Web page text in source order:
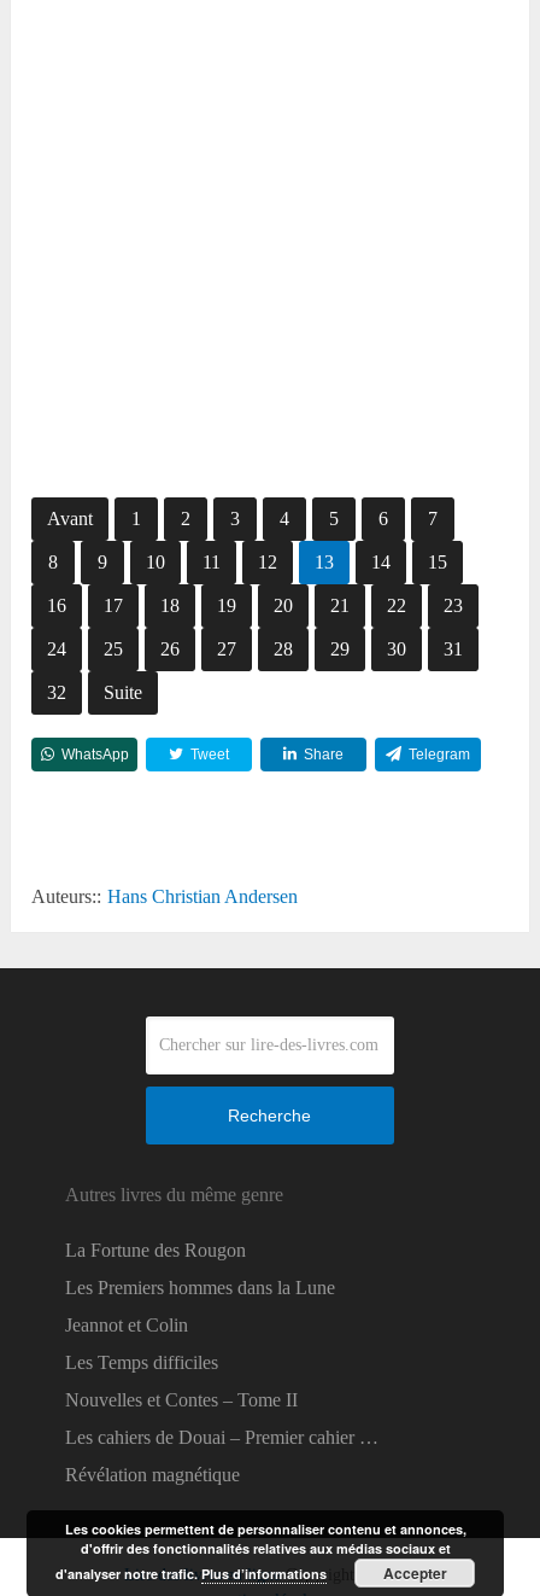
Avant 1 2 3 4 5 6 7
8 9 10 11 12 13 14 15
16 17 18 19 20 21 22 23
24 25 26 27 28 29 30 31
32 Suite
WhatsApp Tweet Share Telegram
Auteurs:: Hans Christian Andersen
Recherche
Autres livres du même genre
La Fortune des Rougon
Les Premiers hommes dans la Lune
Jeannot et Colin
Les Temps difficiles
Nouvelles et Contes – Tome II
Les cahiers de Douai – Premier cahier …
Révélation magnétique
Lire des livres en ligneCopyright © 2026.
Les cookies permettent de personnaliser contenu et annonces,
d'offrir des fonctionnalités relatives aux médias sociaux et
d'analyser notre trafic.Plus d’informations Accepter